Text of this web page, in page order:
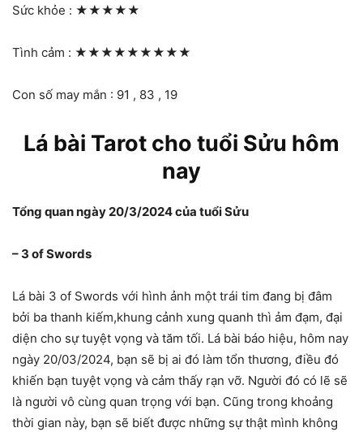
Sức khỏe : ★★★★★
Tình cảm : ★★★★★★★★★
Con số may mắn : 91 , 83 , 19
Lá bài Tarot cho tuổi Sửu hôm
nay
Tổng quan ngày 20/3/2024 của tuổi Sửu
– 3 of Swords
Lá bài 3 of Swords với hình ảnh một trái tim đang bị đâm
bởi ba thanh kiếm,khung cảnh xung quanh thì ảm đạm, đại
diện cho sự tuyệt vọng và tăm tối. Lá bài báo hiệu, hôm nay
ngày 20/03/2024, bạn sẽ bị ai đó làm tổn thương, điều đó
khiến bạn tuyệt vọng và cảm thấy rạn vỡ. Người đó có lẽ sẽ
là người vô cùng quan trọng với bạn. Cũng trong khoảng
thời gian này, bạn sẽ biết được những sự thật mình không